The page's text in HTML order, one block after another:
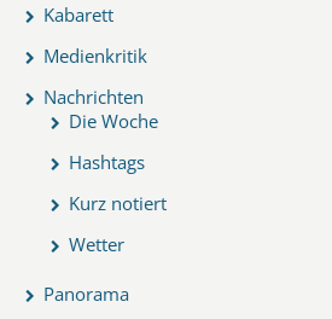
Kabarett
Medienkritik
Nachrichten
Die Woche
Hashtags
Kurz notiert
Wetter
Panorama